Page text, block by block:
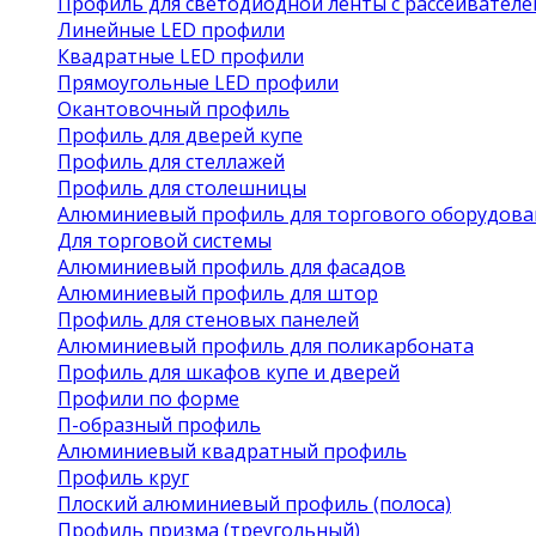
Линейные LED профили
Квадратные LED профили
Прямоугольные LED профили
Окантовочный профиль
Профиль для дверей купе
Профиль для стеллажей
Профиль для столешницы
Алюминиевый профиль для торгового
Для торговой системы
Алюминиевый профиль для фасадов
Алюминиевый профиль для штор
Профиль для стеновых панелей
Алюминиевый профиль для поликарбоната
Профиль для шкафов купе и дверей
Профили по форме
П-образный профиль
Алюминиевый квадратный профиль
Профиль круг
Плоский алюминиевый профиль (полоса)
Профиль призма (треугольный)